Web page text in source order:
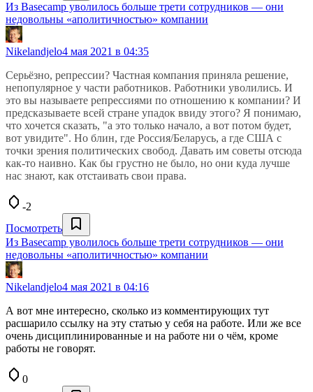
Из Basecamp уволилось больше трети сотрудников — они
недовольны «аполитичностью» компании
Nikelandjelo4 мая 2021 в 04:35
Серьёзно, репрессии? Частная компания приняла решение,
непопулярное у части работников. Работники уволились. И
это вы называете репрессиями по отношению к компании? И
предсказываете всей стране упадок ввиду этого? Я понимаю,
что хочется сказать, "а это только начало, а вот потом будет,
вот увидите". Но блин, где Россия/Беларусь, а где США с
точки зрения политических свобод. Давать им советы отсюда
как-то наивно. Как бы грустно не было, но они куда лучше
нас знают, как отстаивать свои права.
-2
Посмотреть
Из Basecamp уволилось больше трети сотрудников — они
недовольны «аполитичностью» компании
Nikelandjelo4 мая 2021 в 04:16
А вот мне интересно, сколько из комментирующих тут
расшарило ссылку на эту статью у себя на работе. Или же все
очень дисциплинированные и на работе ни о чём, кроме
работы не говорят.
0